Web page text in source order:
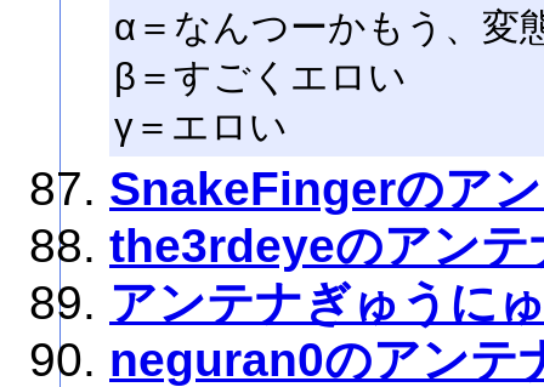
α＝なんつーかもう、変
β＝すごくエロい
γ＝エロい
SnakeFingerのア
the3rdeyeのアンテ
アンテナぎゅうに
neguran0のアンテ